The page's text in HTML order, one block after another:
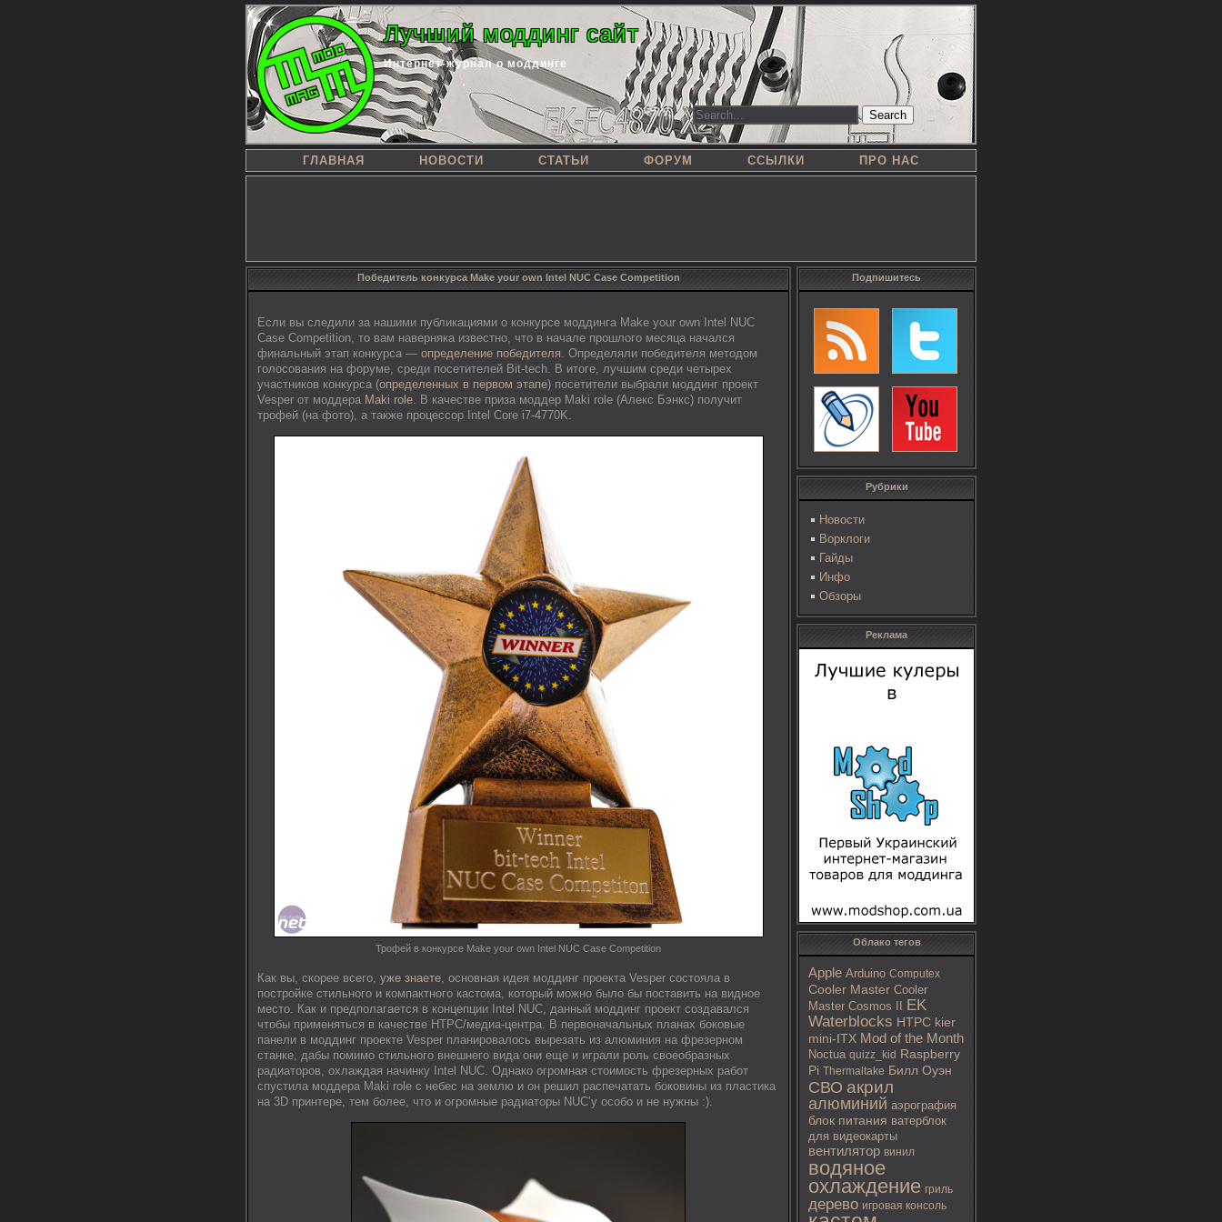
Лучший моддинг сайт
Интернет-журнал о моддинге
Search
ГЛАВНАЯ НОВОСТИ СТАТЬИ ФОРУМ ССЫЛКИ ПРО НАС
Подпишитесь
Рубрики
Новости
Ворклоги
Гайды
Инфо
Обзоры
Реклама
Облако тегов
Apple Arduino Computex
Cooler Master Cooler
Master Cosmos II
EK
Waterblocks HTPC kier
mini-ITX Mod of the Month
Noctua quizz_kid Raspberry
Pi Thermaltake Билл Оуэн
СВО акрил
алюминий аэрография
блок питания ватерблок
для видеокарты
вентилятор винил
водяное
охлаждение гриль
дерево игровая консоль
Победитель конкурса Make your own Intel NUC Case Competition
Если вы следили за нашими публикациями о конкурсе моддинга Make your own Intel NUC
Case Competition, то вам наверняка известно, что в начале прошлого месяца начался
финальный этап конкурса — определение победителя. Определяли победителя методом
голосования на форуме, среди посетителей Bit-tech. В итоге, лучшим среди четырех
участников конкурса (определенных в первом этапе) посетители выбрали моддинг проект
Vesper от моддера Maki role. В качестве приза моддер Maki role (Алекс Бэнкс) получит
трофей (на фото), а также процессор Intel Core i7-4770K.
Трофей в конкурсе Make your own Intel NUC Case Competition
Как вы, скорее всего, уже знаете, основная идея моддинг проекта Vesper состояла в
постройке стильного и компактного кастома, который можно было бы поставить на видное
место. Как и предполагается в концепции Intel NUC, данный моддинг проект создавался
чтобы применяться в качестве HTPC/медиа-центра. В первоначальных планах боковые
панели в моддинг проекте Vesper планировалось вырезать из алюминия на фрезерном
станке, дабы помимо стильного внешнего вида они еще и играли роль своеобразных
радиаторов, охлаждая начинку Intel NUC. Однако огромная стоимость фрезерных работ
спустила моддера Maki role с небес на землю и он решил распечатать боковины из пластика
на 3D принтере, тем более, что и огромные радиаторы NUC’у особо и не нужны :).